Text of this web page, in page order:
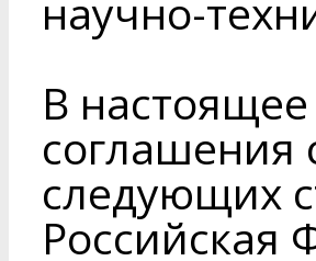
научно-
В
соглашения
следующих
Российская